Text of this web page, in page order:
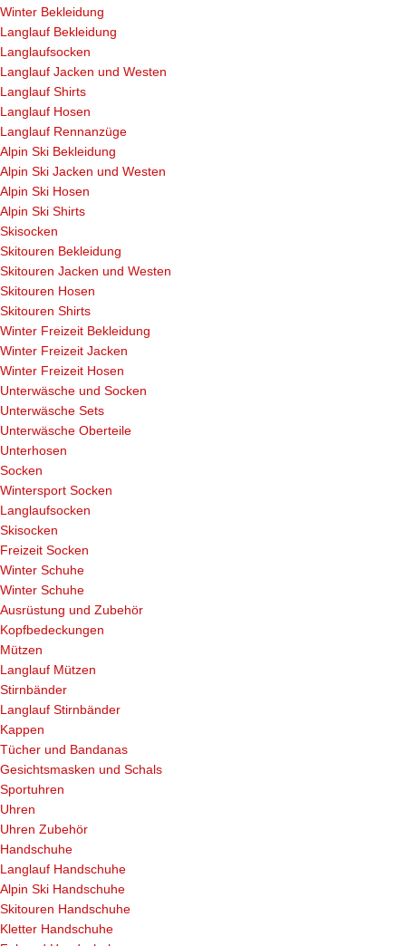
Winter Bekleidung
Langlauf Bekleidung
Langlaufsocken
Langlauf Jacken und Westen
Langlauf Shirts
Langlauf Hosen
Langlauf Rennanzüge
Alpin Ski Bekleidung
Alpin Ski Jacken und Westen
Alpin Ski Hosen
Alpin Ski Shirts
Skisocken
Skitouren Bekleidung
Skitouren Jacken und Westen
Skitouren Hosen
Skitouren Shirts
Winter Freizeit Bekleidung
Winter Freizeit Jacken
Winter Freizeit Hosen
Unterwäsche und Socken
Unterwäsche Sets
Unterwäsche Oberteile
Unterhosen
Socken
Wintersport Socken
Langlaufsocken
Skisocken
Freizeit Socken
Winter Schuhe
Winter Schuhe
Ausrüstung und Zubehör
Kopfbedeckungen
Mützen
Langlauf Mützen
Stirnbänder
Langlauf Stirnbänder
Kappen
Tücher und Bandanas
Gesichtsmasken und Schals
Sportuhren
Uhren
Uhren Zubehör
Handschuhe
Langlauf Handschuhe
Alpin Ski Handschuhe
Skitouren Handschuhe
Kletter Handschuhe